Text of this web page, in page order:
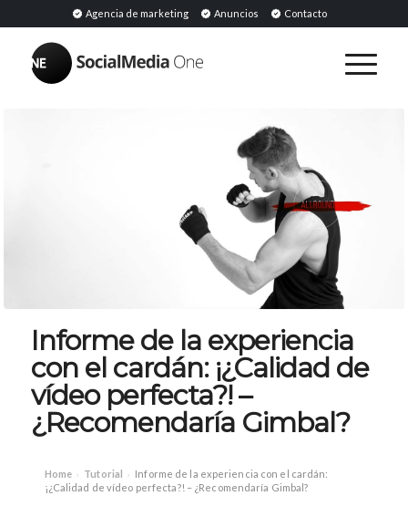
Agencia de marketing Anuncios Contacto
Informe de la experiencia
con el cardán: ¡¿Calidad de
vídeo perfecta?! –
¿Recomendaría Gimbal?
Home › Tutorial › Informe de la experiencia con el cardán:
¡¿Calidad de vídeo perfecta?! – ¿Recomendaría Gimbal?